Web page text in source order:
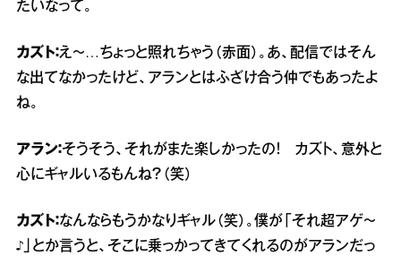
たいなって。
カズト：え～…ちょっと照れちゃう（赤面）。あ、配信ではそん
な出てなかったけど、アランとはふざけ合う仲でもあったよ
ね。
アラン：そうそう、それがまた楽しかったの！ カズト、意外と
心にギャルいるもんね？（笑）
カズト：なんならもうかなりギャル（笑）。僕が「それ超アゲ～
♪」とか言うと、そこに乗っかってきてくれるのがアランだっ